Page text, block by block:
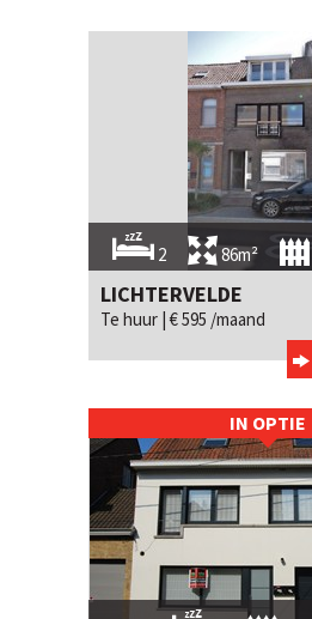
2 86m²
LICHTERVELDE
Te huur | € 595 /maand
IN OPTIE